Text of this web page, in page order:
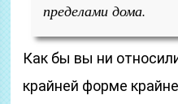
пределами дома.
Как бы вы ни
крайней форме